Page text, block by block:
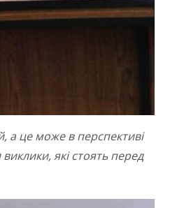
а це може в перспективі
які стоять перед